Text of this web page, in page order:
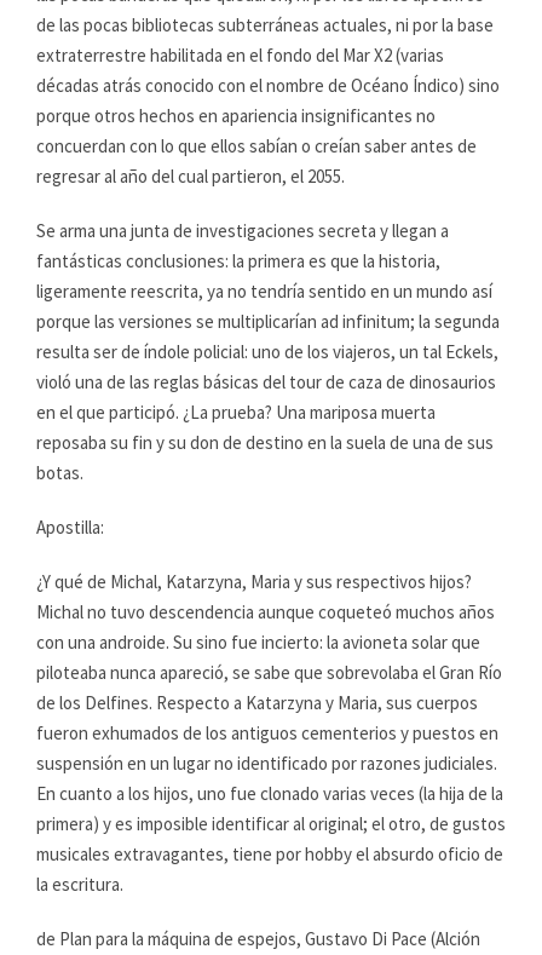
de las pocas bibliotecas subterráneas actuales, ni por la base
extraterrestre habilitada en el fondo del Mar X2 (varias
décadas atrás conocido con el nombre de Océano Índico) sino
porque otros hechos en apariencia insignificantes no
concuerdan con lo que ellos sabían o creían saber antes de
regresar al año del cual partieron, el 2055.
Se arma una junta de investigaciones secreta y llegan a
fantásticas conclusiones: la primera es que la historia,
ligeramente reescrita, ya no tendría sentido en un mundo así
porque las versiones se multiplicarían ad infinitum; la segunda
resulta ser de índole policial: uno de los viajeros, un tal Eckels,
violó una de las reglas básicas del tour de caza de dinosaurios
en el que participó. ¿La prueba? Una mariposa muerta
reposaba su fin y su don de destino en la suela de una de sus
botas.
Apostilla:
¿Y qué de Michal, Katarzyna, Maria y sus respectivos hijos?
Michal no tuvo descendencia aunque coqueteó muchos años
con una androide. Su sino fue incierto: la avioneta solar que
piloteaba nunca apareció, se sabe que sobrevolaba el Gran Río
de los Delfines. Respecto a Katarzyna y Maria, sus cuerpos
fueron exhumados de los antiguos cementerios y puestos en
suspensión en un lugar no identificado por razones judiciales.
En cuanto a los hijos, uno fue clonado varias veces (la hija de la
primera) y es imposible identificar al original; el otro, de gustos
musicales extravagantes, tiene por hobby el absurdo oficio de
la escritura.
de Plan para la máquina de espejos, Gustavo Di Pace (Alción